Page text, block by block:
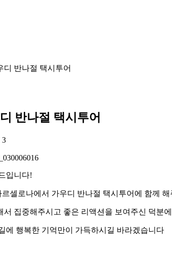
디 반나절 택시투어
반나절 택시투어
3
입니다!
셀로나에서 가우디 반나절 택시투어에 함께
서 집중해주시고 좋은 리액션을 보여주신 덕분
에 행복한 기억만이 가득하시길 바라겠습니다